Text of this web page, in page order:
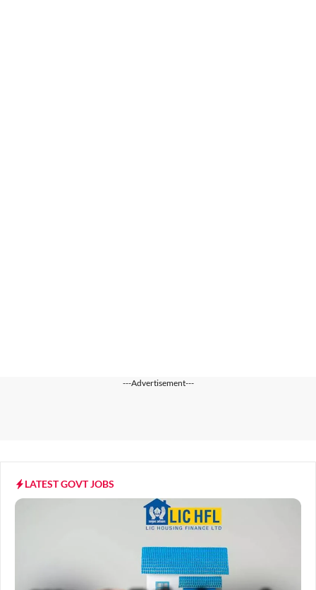
---Advertisement---
LATEST GOVT JOBS